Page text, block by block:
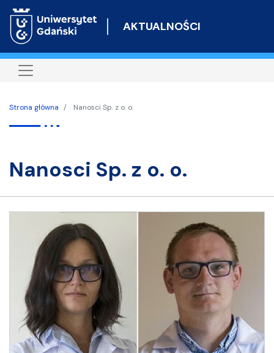
do
AKTUALNOŚCI
Strona główna Nanosci Sp. z o. o.
Nanosci Sp. z o. o.